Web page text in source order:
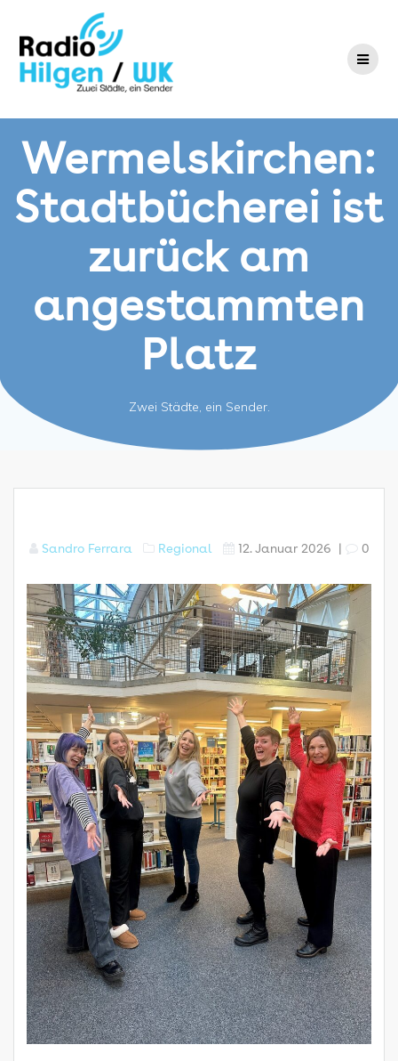
springen
Wermelskirchen:
Stadtbücherei ist
zurück am
angestammten
Platz
Zwei Städte, ein Sender.
Sandro Ferrara Regional 12. Januar 2026 0